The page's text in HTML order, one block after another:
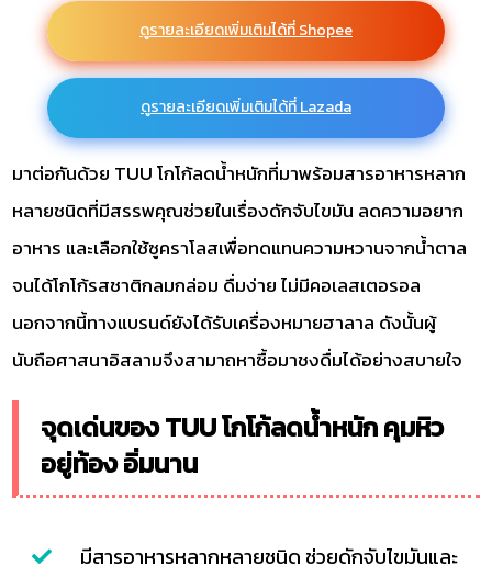
ดูรายละเอียดเพิ่มเติมได้ที่ Shopee
ดูรายละเอียดเพิ่มเติมได้ที่ Lazada
มาต่อกันด้วย TUU โกโก้ลดน้ำหนักที่มาพร้อมสารอาหารหลาก
หลายชนิดที่มีสรรพคุณช่วยในเรื่องดักจับไขมัน ลดความอยาก
อาหาร และเลือกใช้ซูคราโลสเพื่อทดแทนความหวานจากน้ำตาล
จนได้โกโก้รสชาติกลมกล่อม ดื่มง่าย ไม่มีคอเลสเตอรอล
นอกจากนี้ทางแบรนด์ยังได้รับเครื่องหมายฮาลาล ดังนั้นผู้
นับถือศาสนาอิสลามจึงสามาถหาซื้อมาชงดื่มได้อย่างสบายใจ
จุดเด่นของ TUU โกโก้ลดน้ำหนัก คุมหิว
อยู่ท้อง อิ่มนาน
มีสารอาหารหลากหลายชนิด ช่วยดักจับไขมันและ